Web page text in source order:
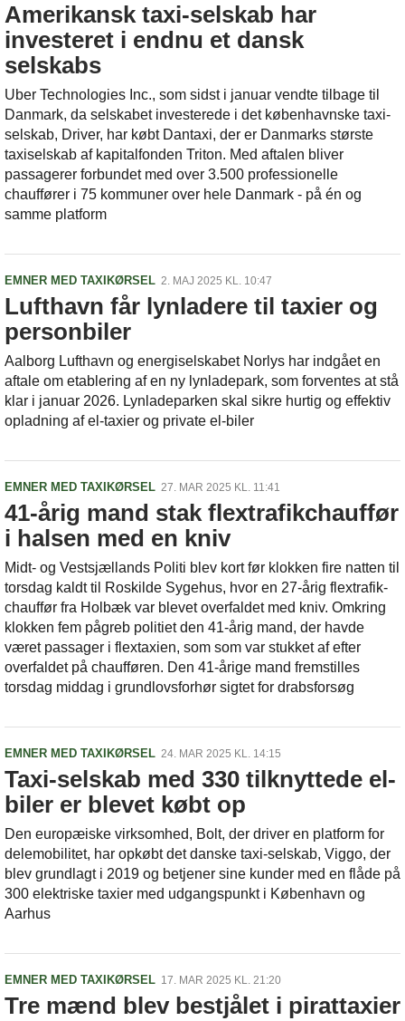
Amerikansk taxi-selskab har
investeret i endnu et dansk
selskabs
Uber Technologies Inc., som sidst i januar vendte tilbage til
Danmark, da selskabet investerede i det københavnske taxi-
selskab, Driver, har købt Dantaxi, der er Danmarks største
taxiselskab af kapitalfonden Triton. Med aftalen bliver
passagerer forbundet med over 3.500 professionelle
chauffører i 75 kommuner over hele Danmark - på én og
samme platform
EMNER MED TAXIKØRSEL 2. MAJ 2025 KL. 10:47
Lufthavn får lynladere til taxier og
personbiler
Aalborg Lufthavn og energiselskabet Norlys har indgået en
aftale om etablering af en ny lynladepark, som forventes at stå
klar i januar 2026. Lynladeparken skal sikre hurtig og effektiv
opladning af el-taxier og private el-biler
EMNER MED TAXIKØRSEL 27. MAR 2025 KL. 11:41
41-årig mand stak flextrafikchauffør
i halsen med en kniv
Midt- og Vestsjællands Politi blev kort før klokken fire natten til
torsdag kaldt til Roskilde Sygehus, hvor en 27-årig flextrafik-
chauffør fra Holbæk var blevet overfaldet med kniv. Omkring
klokken fem pågreb politiet den 41-årig mand, der havde
været passager i flextaxien, som som var stukket af efter
overfaldet på chaufføren. Den 41-årige mand fremstilles
torsdag middag i grundlovsforhør sigtet for drabsforsøg
EMNER MED TAXIKØRSEL 24. MAR 2025 KL. 14:15
Taxi-selskab med 330 tilknyttede el-
biler er blevet købt op
Den europæiske virksomhed, Bolt, der driver en platform for
delemobilitet, har opkøbt det danske taxi-selskab, Viggo, der
blev grundlagt i 2019 og betjener sine kunder med en flåde på
300 elektriske taxier med udgangspunkt i København og
Aarhus
EMNER MED TAXIKØRSEL 17. MAR 2025 KL. 21:20
Tre mænd blev bestjålet i pirattaxier